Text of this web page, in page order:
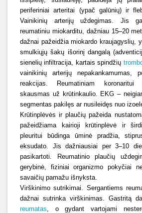
periferiniai arteritai (ypač galūnių) ir
Vainikinių arterijų uždegimas. Jis
reumatiniu miokarditu, dažniau 15–20
dažnai pažeidžia miokardo kraujagyslių,
smulkiųjų šakų išorinį dangalą
sienelių infiltracija, kartais spindžių
vainikinių arterijų nepakankamumas,
reakcijas. Reumatiniam koronaritui
skausmas už krūtinkaulio. EKG –
segmentas pakilęs ar nusileidęs nuo
Krūtinplėvės ir plaučių pažeida
pažeidžiama kairioji krūtinplėvė ir
pleuritui būdinga ūminė pradžia,
eksudato. Jis dažniausiai per 3–10
pasikartoti. Reumatinio plaučių
gerybinė, fiziniai organizmo pokyčiai
savaičių pamažu išnyksta.
Virškinimo sutrikimai. Sergantiems
dažnai sutrinka virškinimas. Gastritą
reumatas, o gydant vartojami